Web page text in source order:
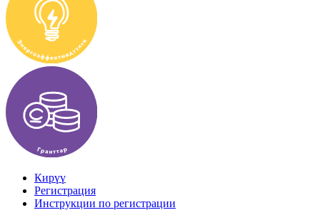
Кирүү
Регистрация
Инструкции по регистрации